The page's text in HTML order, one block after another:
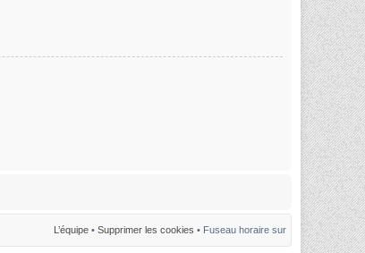
L’équipe • Supprimer les cookies • Fuseau horaire sur